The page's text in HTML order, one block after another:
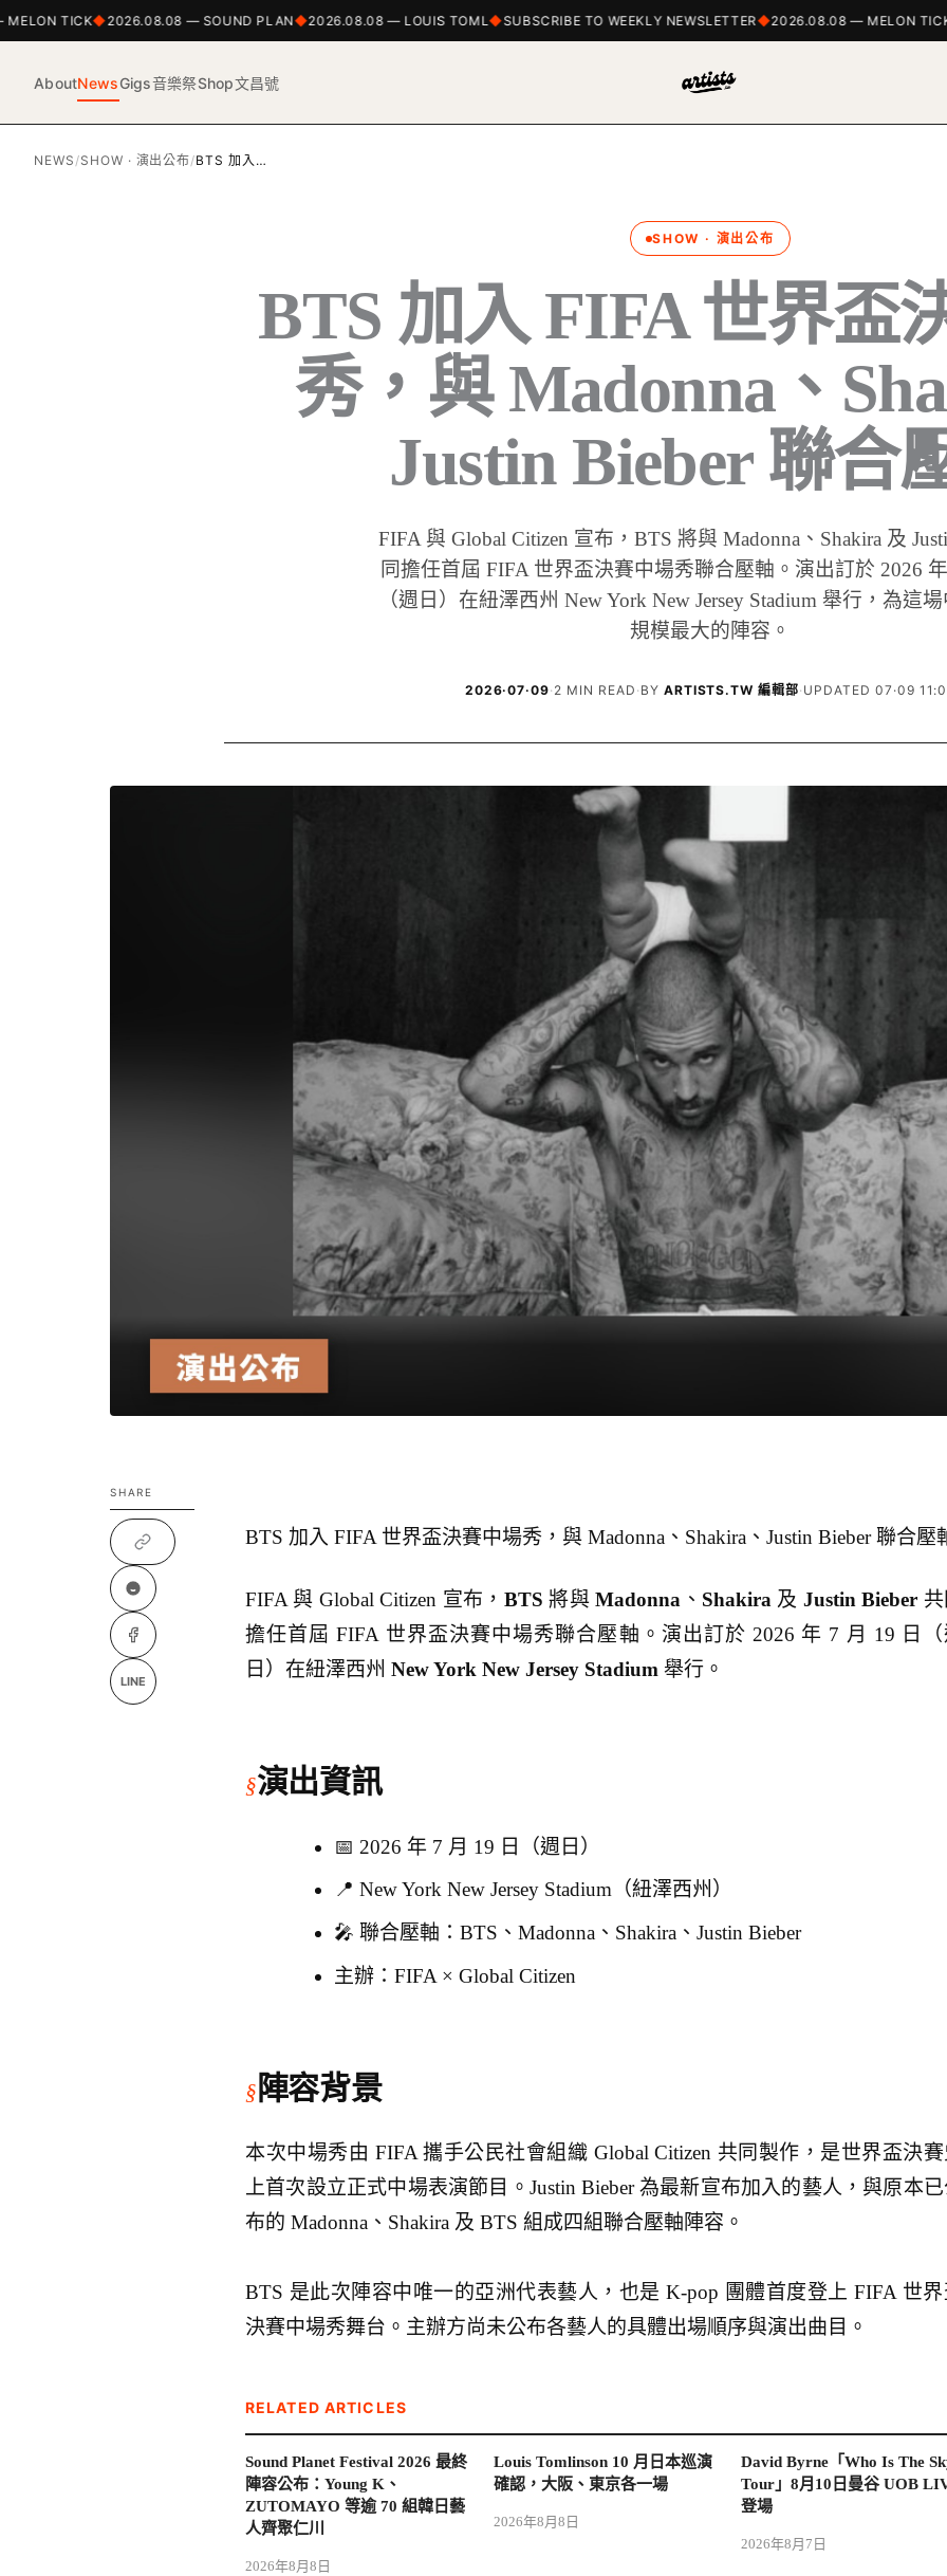
TICK 2026.08.08 — SOUND PLAN 2026.08.08 — LOUIS TOML SUBSCRIBE TO WEEKLY NEWSLETTER 2026.08.08 — MELON TICK
AboutNewsGigs音樂祭Shop文昌號
NEWS /SHOW · 演出公布/BTS 加入…
SHOW · 演出公布
BTS 加入 FIFA 世界盃
秀，與 Madonna、
Justin Bieber 聯合
FIFA 與 Global Citizen 宣布，BTS 將與 Madonna、Shakira 及
同擔任首屆 FIFA 世界盃決賽中場秀聯合壓軸。演出訂於 2026
（週日）在紐澤西州 New York New Jersey Stadium 舉行，為這
規模最大的陣容。
2026·07·09· 2 MIN READ · BY ARTISTS.TW 編輯部· UPDATED 07·09
SHARE
LINE
BTS 加入 FIFA 世界盃決賽中場秀，與 Madonna、Shakira、Justin Bieber 聯合壓
FIFA 與 Global Citizen 宣布， BTS 將與Madonna 、 Shakira及 Justin Bieber 共
擔任首屆 FIFA 世界盃決賽中場秀聯合壓軸。演出訂於 2026 年 7 月 19 日（
日）在紐澤西州 New York New Jersey Stadium 舉行。
演出資訊
📅 2026 年 7 月 19 日（週日）
📍 New York New Jersey Stadium（紐澤西州）
🎤 聯合壓軸：BTS、Madonna、Shakira、Justin Bieber
主辦：FIFA × Global Citizen
陣容背景
本次中場秀由 FIFA 攜手公民社會組織 Global Citizen 共同製作，是世界盃決賽
上首次設立正式中場表演節目。Justin Bieber 為最新宣布加入的藝人，與原本
布的 Madonna、Shakira 及 BTS 組成四組聯合壓軸陣容。
BTS 是此次陣容中唯一的亞洲代表藝人，也是 K-pop 團體首度登上 FIFA 世界
決賽中場秀舞台。主辦方尚未公布各藝人的具體出場順序與演出曲目。
RELATED ARTICLES
Sound Planet Festival 2026 最終
陣容公布：Young K、
ZUTOMAYO 等逾 70 組韓日藝
人齊聚仁川
2026年8月8日
Louis Tomlinson 10 月日本巡演
確認，大阪、東京各一場
2026年8月8日
David Byrne「Who Is The
Tour」8月10日曼谷 UOB
登場
2026年8月7日